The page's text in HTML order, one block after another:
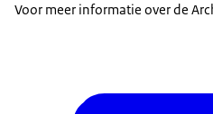
Voor meer informatie over de